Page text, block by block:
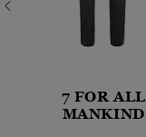
7 FOR ALL
MANKIND